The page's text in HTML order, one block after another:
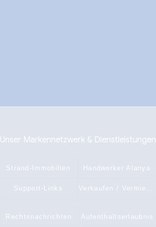
Unser Markennetzwerk & Dienstleistungen
Strand-Immobilien Handwerker Alanya
Support-Links
Rechtsnachrichten Aufenthaltserlaubnis